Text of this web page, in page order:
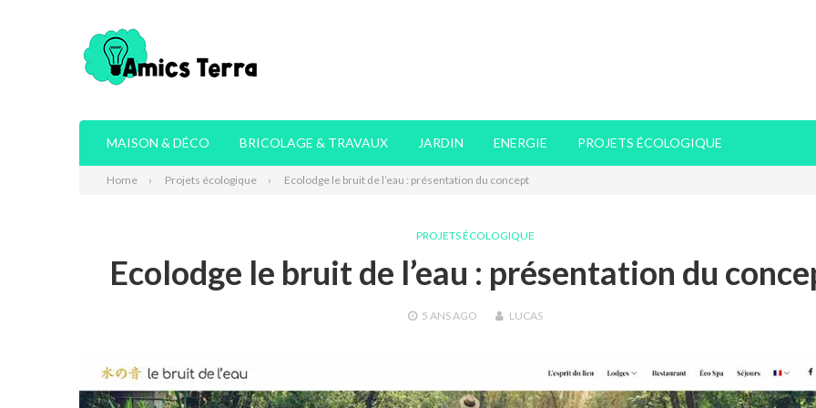
MAISON & DÉCO BRICOLAGE & TRAVAUX JARDIN ENERGIE PROJETS ÉCOLOGIQUE
Home Projets écologique Ecolodge le bruit de l’eau : présentation du concept
PROJETS ÉCOLOGIQUE
Ecolodge le bruit de l’eau : présentation du
5 ANSAGO LUCAS